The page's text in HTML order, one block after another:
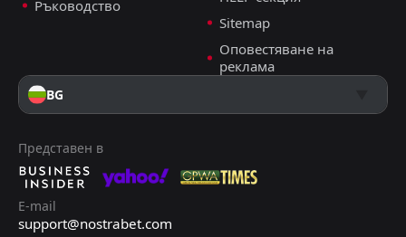
Ръководство
Sitemap
Оповестяване на
реклама
BG
Представен в
E-mail
support@nostrabet.com